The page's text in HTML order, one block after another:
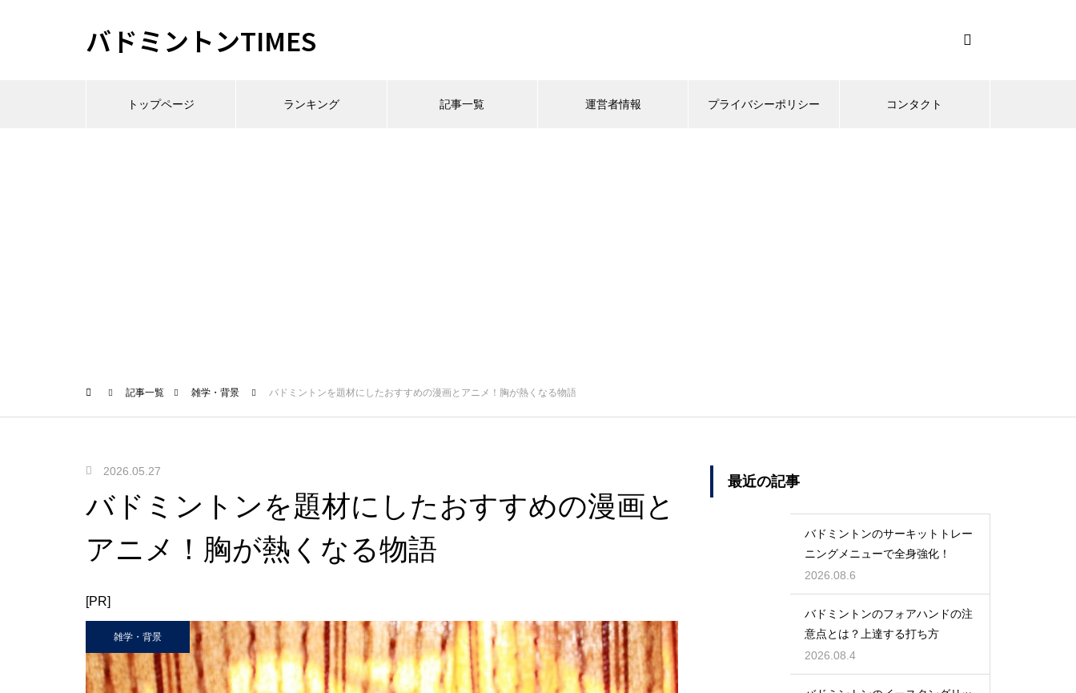
バドミントンTIMES
トップページ ランキング 記事一覧 運営者情報 プライバシーポリシー コンタクト
記事一覧 雑学・背景 バドミントンを題材にしたおすすめの漫画とアニメ！胸が熱くなる物語
2026.05.27
バドミントンを題材にしたおすすめの漫画と
アニメ！胸が熱くなる物語
[PR]
雑学・背景
最近の記事
バドミントンのサーキットトレー
ニングメニューで全身強化！
2026.08.6
バドミントンのフォアハンドの注
意点とは？上達する打ち方
2026.08.4